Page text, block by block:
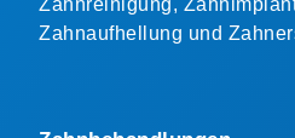
Zahnaufhellung und